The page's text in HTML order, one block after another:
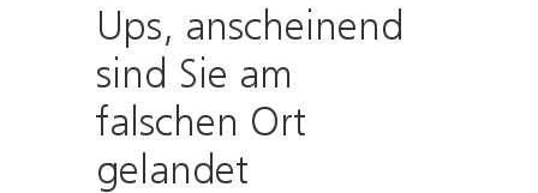
Ups, anscheinend
sind Sie am
falschen Ort
gelandet